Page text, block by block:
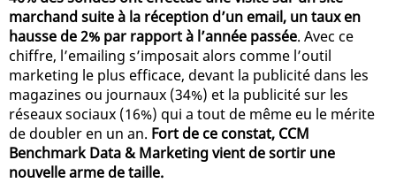
marchand suite à la réception d’un email, un taux en
hausse de 2% par rapport à l’année passée. Avec ce
chiffre, l’emailing s’imposait alors comme l’outil
marketing le plus efficace, devant la publicité dans les
magazines ou journaux (34%) et la publicité sur les
réseaux sociaux (16%) qui a tout de même eu le mérite
de doubler en un an. Fort de ce constat, CCM
Benchmark Data & Marketing vient de sortir une
nouvelle arme de taille.